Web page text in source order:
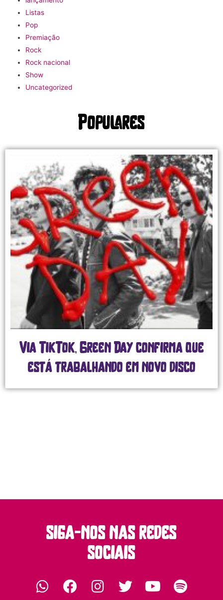
Listas
Pop
Premiação
Rock
Rock nacional
Show
Uncategorized
Populares
Via TikTok, Green Day confirma que
está trabalhando em novo disco
siga-nos nas redes
sociais